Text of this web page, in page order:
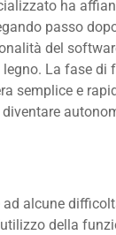
ha
passo
del
legno. La fase di
semplice e
diventare
alcune
della